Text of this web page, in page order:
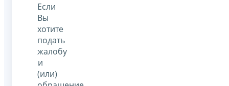
Если
Вы
хотите
подать
жалобу
и
(или)